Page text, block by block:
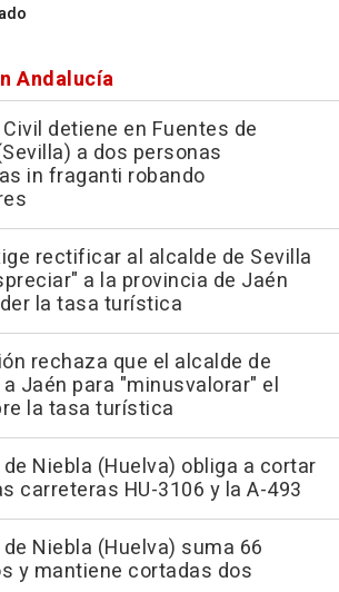
Andalucía
detiene en Fuentes de
a dos personas
in fraganti robando
rectificar al alcalde de Sevilla
a la provincia de Jaén
la tasa turística
rechaza que el alcalde de
Jaén para "minusvalorar" el
la tasa turística
Niebla (Huelva) obliga a cortar
carreteras HU-3106 y la A-493
Niebla (Huelva) suma 66
y mantiene cortadas dos